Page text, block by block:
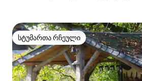
სტუმართა რჩეული
სტუმართა რჩეული